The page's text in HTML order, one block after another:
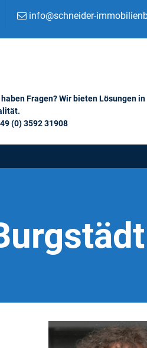
info@schneider-
Fragen? Wir bieten Lösungen
(0) 3592 31908